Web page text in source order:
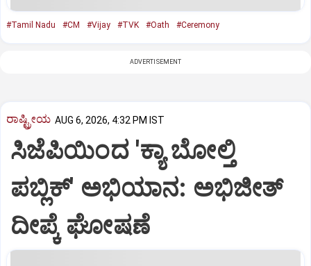
#Tamil Nadu #CM #Vijay #TVK #Oath #Ceremony
ADVERTISEMENT
ರಾಷ್ಟ್ರೀಯ AUG 6, 2026, 4:32 PM IST
ಸಿಜೆಪಿಯಿಂದ 'ಕ್ಯಾ ಬೋಲ್ತಿ
ಪಬ್ಲಿಕ್' ಅಭಿಯಾನ: ಅಭಿಜೀತ್
ದೀಪ್ಕೆ ಘೋಷಣೆ